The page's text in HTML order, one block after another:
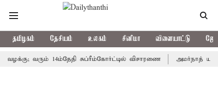
தமிழகம் தேசியம் உலகம் சினிமா விளையாட்டு
வரும் 14ம்தேதி சுப்ரீம்கோர்ட்டில் விசாரணை அமர்நாத் யாத்திரை